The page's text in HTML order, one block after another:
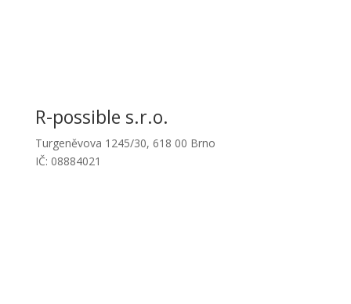
R-possible s.r.o.
Turgeněvova 1245/30, 618 00 Brno
IČ: 08884021